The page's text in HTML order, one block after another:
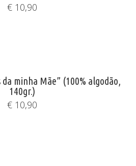
€10,90
da minha Mãe” (100% algodão,
140gr.)
€10,90